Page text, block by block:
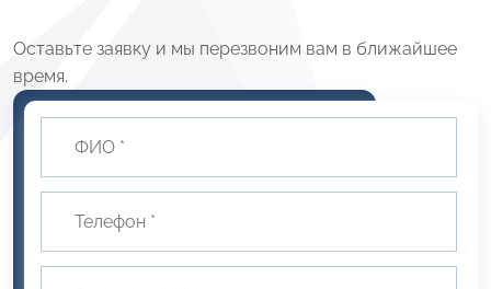
Оставьте заявку и мы перезвоним вам в ближайшее
время.